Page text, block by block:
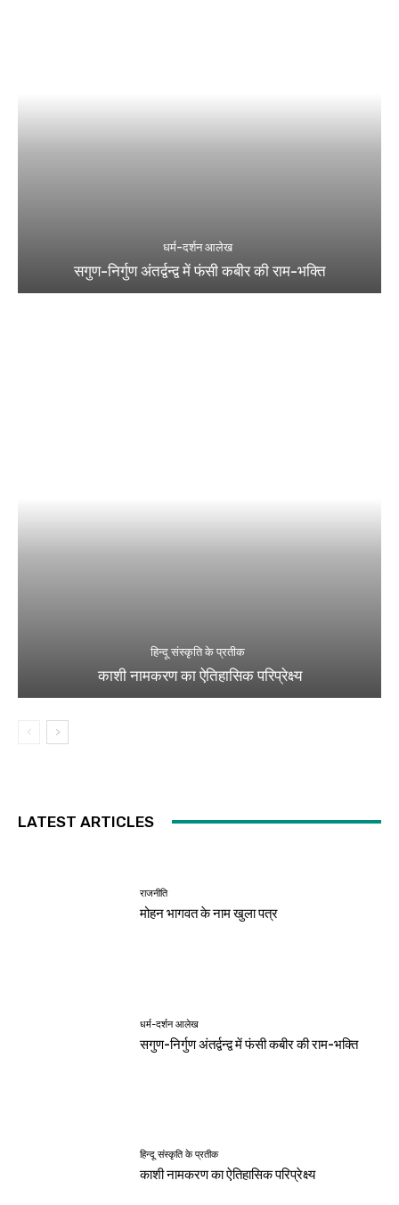
धर्म-दर्शन आलेख
सगुण-निर्गुण अंतर्द्वन्द्व में फंसी कबीर की राम-भक्ति
हिन्दू संस्कृति के प्रतीक
काशी नामकरण का ऐतिहासिक परिप्रेक्ष्य
LATEST ARTICLES
राजनीति
मोहन भागवत के नाम खुला पत्र
धर्म-दर्शन आलेख
सगुण-निर्गुण अंतर्द्वन्द्व में फंसी कबीर की राम-भक्ति
हिन्दू संस्कृति के प्रतीक
काशी नामकरण का ऐतिहासिक परिप्रेक्ष्य